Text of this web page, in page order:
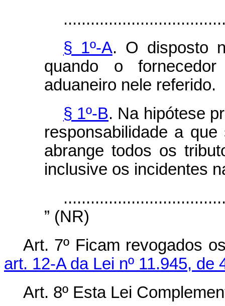
§ 1º-A. O disposto
quando o
aduaneiro nele referido.
§ 1º-B. Na hipótese
responsabilidade a
abrange todos os
inclusive os incidentes
” (NR)
Art. 7º Ficam revogados
art. 12-A da Lei nº 11.945, de
Art. 8º Esta Lei